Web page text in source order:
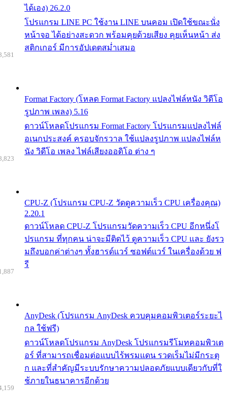
ได้เอง) 26.2.0
โปรแกรม LINE PC ใช้งาน LINE บนคอม เปิดใช้ขณะนั่ง
หน้าจอ ได้อย่างสะดวก พร้อมคุยด้วยเสียง คุยเห็นหน้า ส่ง
สติกเกอร์ มีการอัปเดตสม่ำเสมอ
Format Factory (โหลด Format Factory แปลงไฟล์หนัง วิดีโอ
รูปภาพ เพลง) 5.16
ดาวน์โหลดโปรแกรม Format Factory โปรแกรมแปลงไฟล์
อเนกประสงค์ ครอบจักรวาล ใช้แปลงรูปภาพ แปลงไฟล์ห
นัง วิดีโอ เพลง ไฟล์เสียงออดิโอ ต่าง ๆ
CPU-Z (โปรแกรม CPU-Z วัดดูความเร็ว CPU เครื่องคุณ)
2.20.1
ดาวน์โหลด CPU-Z โปรแกรมวัดความเร็ว CPU อีกหนึ่งโ
ปรแกรม ที่ทุกคน น่าจะมีติดไว้ ดูความเร็ว CPU และ ยังรว
มถึงบอกค่าต่างๆ ทั้งฮารด์แวร์ ซอฟต์แวร์ ในเครื่องด้วย ฟ
รี
AnyDesk (โปรแกรม AnyDesk ควบคุมคอมพิวเตอร์ระยะไ
กล ใช้ฟรี)
ดาวน์โหลดโปรแกรม AnyDesk โปรแกรมรีโมทคอมพิวเต
อร์ ที่สามารถเชื่อมต่อแบบไร้พรมแดน รวดเร็มไม่มีกระตุ
ก และที่สำคัญมีระบบรักษาความปลอดภัยแบบเดียวกับที่ใ
ช้ภายในธนาคารอีกด้วย